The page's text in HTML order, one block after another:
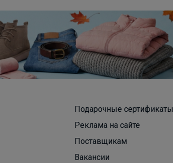
Подарочные сертификаты
Реклама на сайте
Поставщикам
Вакансии